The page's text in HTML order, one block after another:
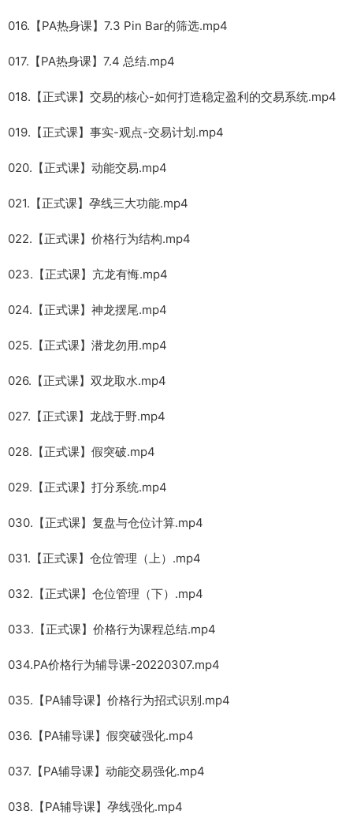
016.【PA热身课】7.3 Pin Bar的筛选.mp4
017.【PA热身课】7.4 总结.mp4
018.【正式课】交易的核心-如何打造稳定盈利的交易系统.mp4
019.【正式课】事实-观点-交易计划.mp4
020.【正式课】动能交易.mp4
021.【正式课】孕线三大功能.mp4
022.【正式课】价格行为结构.mp4
023.【正式课】亢龙有悔.mp4
024.【正式课】神龙摆尾.mp4
025.【正式课】潜龙勿用.mp4
026.【正式课】双龙取水.mp4
027.【正式课】龙战于野.mp4
028.【正式课】假突破.mp4
029.【正式课】打分系统.mp4
030.【正式课】复盘与仓位计算.mp4
031.【正式课】仓位管理（上）.mp4
032.【正式课】仓位管理（下）.mp4
033.【正式课】价格行为课程总结.mp4
034.PA价格行为辅导课-20220307.mp4
035.【PA辅导课】价格行为招式识别.mp4
036.【PA辅导课】假突破强化.mp4
037.【PA辅导课】动能交易强化.mp4
038.【PA辅导课】孕线强化.mp4